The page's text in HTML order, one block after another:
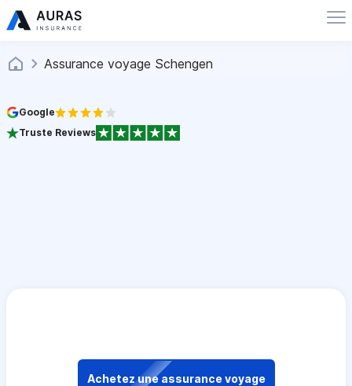
Assurance voyage Schengen
Google
Truste Reviews
Achetez une assurance voyage